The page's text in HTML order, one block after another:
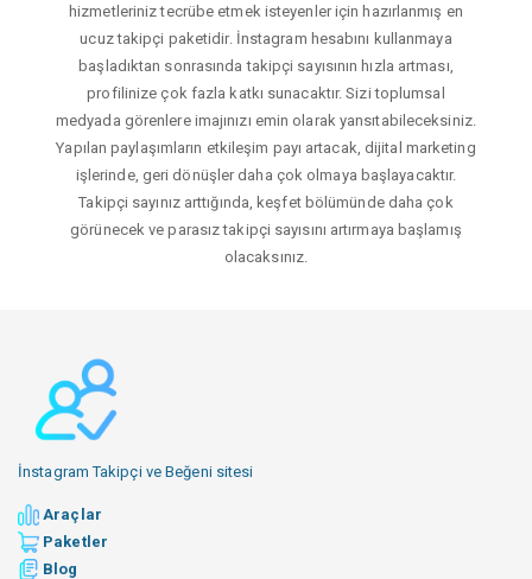
hizmetleriniz tecrübe etmek isteyenler için hazırlanmış en
ucuz takipçi paketidir. İnstagram hesabını kullanmaya
başladıktan sonrasında takipçi sayısının hızla artması,
profilinize çok fazla katkı sunacaktır. Sizi toplumsal
medyada görenlere imajınızı emin olarak yansıtabileceksiniz.
Yapılan paylaşımların etkileşim payı artacak, dijital marketing
işlerinde, geri dönüşler daha çok olmaya başlayacaktır.
Takipçi sayınız arttığında, keşfet bölümünde daha çok
görünecek ve parasız takipçi sayısını artırmaya başlamış
olacaksınız.
İnstagram Takipçi ve Beğeni sitesi
Araçlar
Paketler
Blog